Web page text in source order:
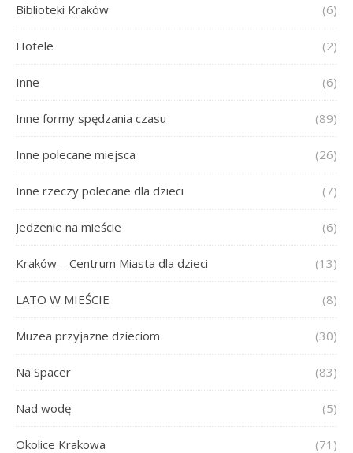
Biblioteki Kraków (6)
Hotele (2)
Inne (6)
Inne formy spędzania czasu (89)
Inne polecane miejsca (26)
Inne rzeczy polecane dla dzieci (7)
Jedzenie na mieście (6)
Kraków – Centrum Miasta dla dzieci (13)
LATO W MIEŚCIE (8)
Muzea przyjazne dzieciom (30)
Na Spacer (83)
Nad wodę (5)
Okolice Krakowa (71)